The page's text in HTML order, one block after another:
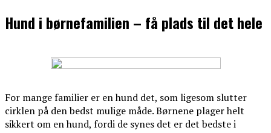
Hund i børnefamilien – få plads til det hele
For mange familier er en hund det, som ligesom slutter
cirklen på den bedst mulige måde. Børnene plager helt
sikkert om en hund, fordi de synes det er det bedste i